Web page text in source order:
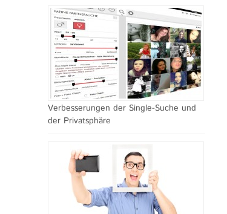
Verbesserungen der Single-Suche und
der Privatsphäre